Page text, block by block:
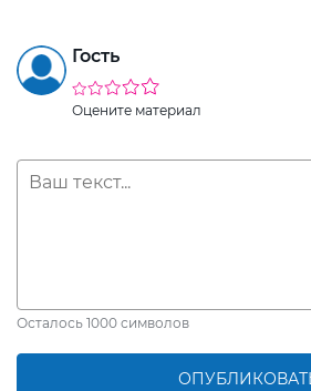
Гость
Оцените материал
Осталось 1000 символов